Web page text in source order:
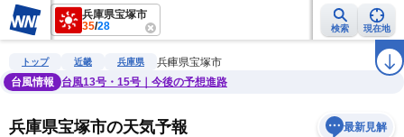
兵庫県宝塚市
35/28 検索 現在地
雨雲レーダー 台風情報 地震情報 ラ
トップ 近畿 兵庫県
兵庫県宝塚市
台風情報
台風13号・15号｜今後の予想進路
兵庫県宝塚市の天気予報 最新見解